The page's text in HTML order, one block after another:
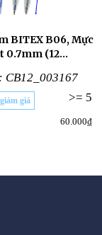
BITEX B06, Mực
0.7mm (12
CB12_003167
>= 5
giá
60.000₫